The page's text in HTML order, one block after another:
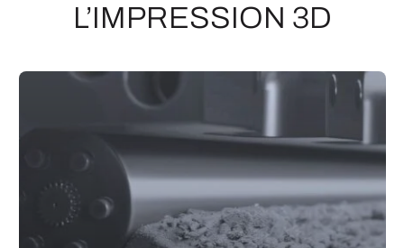
L’IMPRESSION 3D